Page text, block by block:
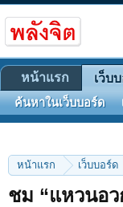
หน้าแรก เว็บบอร์ด
ชม “แหวนอว
หน้าแรก เว็บ
ค้นหาในเว็บบอร์ด